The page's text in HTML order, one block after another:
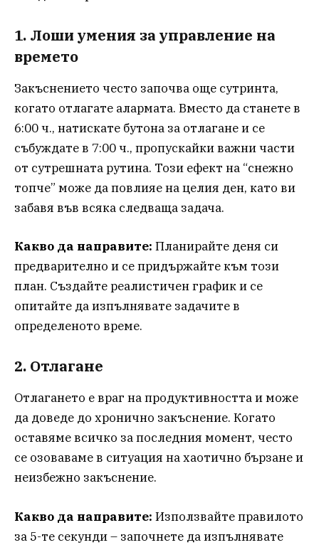
1. Лоши умения за управление на
времето
Закъснението често започва още сутринта,
когато отлагате алармата. Вместо да станете в
6:00 ч., натискате бутона за отлагане и се
събуждате в 7:00 ч., пропускайки важни части
от сутрешната рутина. Този ефект на “снежно
топче” може да повлияе на целия ден, като ви
забавя във всяка следваща задача.
Какво да направите: Планирайте деня си
предварително и се придържайте към този
план. Създайте реалистичен график и се
опитайте да изпълнявате задачите в
определеното време.
2. Отлагане
Отлагането е враг на продуктивността и може
да доведе до хронично закъснение. Когато
оставяме всичко за последния момент, често
се озоваваме в ситуация на хаотично бързане и
неизбежно закъснение.
Какво да направите: Използвайте правилото
за 5-те секунди – започнете да изпълнявате